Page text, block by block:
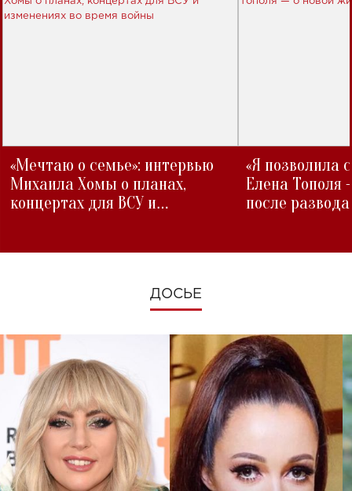
«Мечтаю о семье»: интервью
Михаила Хомы о планах,
концертах для ВСУ и
«Я позволила
Елена Тополя
после развода
ДОСЬЕ